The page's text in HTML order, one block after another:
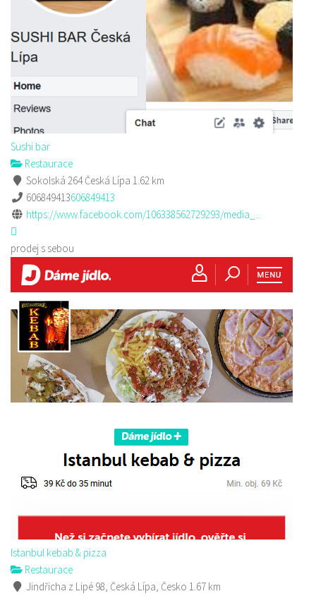
Sushi bar
Restaurace
Sokolská 264 Česká Lípa 1.62 km
606849413606849413
https://www.facebook.com/106338562729293/media_...
prodej s sebou
Istanbul kebab & pizza
Restaurace
Jindřicha z Lipé 98, Česká Lípa, Česko 1.67 km